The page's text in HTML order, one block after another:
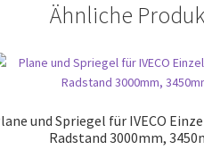
Ähnliche
und Spriegel für IVECO
Radstand 3000mm,